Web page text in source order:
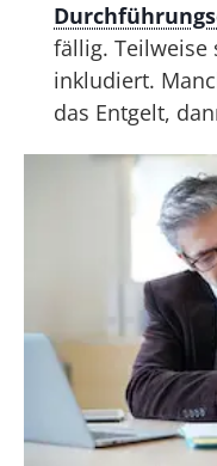
fällig. Teilweise
inkludiert.
das Entgelt,